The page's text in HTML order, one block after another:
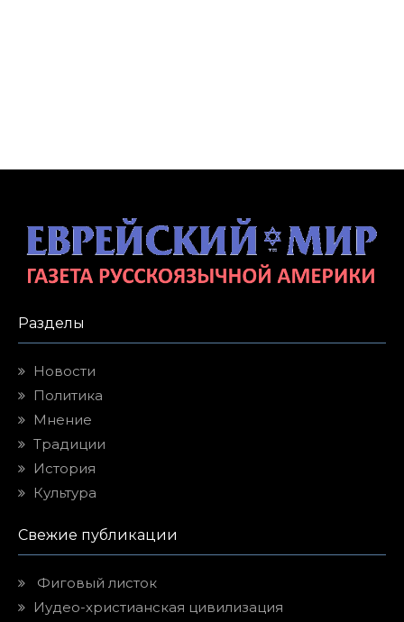
Разделы
Новости
Политика
Мнение
Традиции
История
Культура
Свежие публикации
Фиговый листок
Иудео-христианская цивилизация